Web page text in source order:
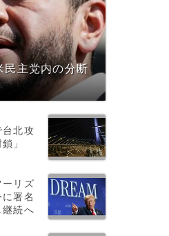
民主党内の分断
台北攻
」
ーリズ
署名
継続へ